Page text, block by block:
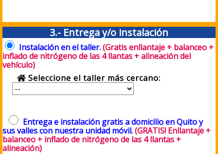
3.- Entrega y/o instalación
Instalación en el taller.(Gratis enllantaje + balanceo +
inflado de nitrógeno de las 4 llantas + alineación del
vehículo)
Seleccione el taller más cercano:
Entrega e instalación gratis a domicilio en Quito y
sus valles con nuestra unidad móvil.(GRATIS! Enllantaje +
balanceo + inflado de nitrógeno de las 4 llantas +
alineación)